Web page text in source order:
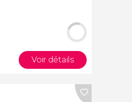
Voir détails